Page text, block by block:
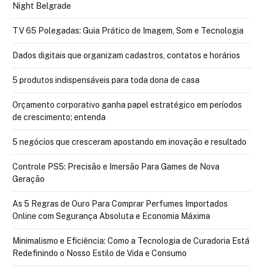
Night Belgrade
TV 65 Polegadas: Guia Prático de Imagem, Som e Tecnologia
Dados digitais que organizam cadastros, contatos e horários
5 produtos indispensáveis para toda dona de casa
Orçamento corporativo ganha papel estratégico em períodos
de crescimento; entenda
5 negócios que cresceram apostando em inovação e resultado
Controle PS5: Precisão e Imersão Para Games de Nova
Geração
As 5 Regras de Ouro Para Comprar Perfumes Importados
Online com Segurança Absoluta e Economia Máxima
Minimalismo e Eficiência: Como a Tecnologia de Curadoria Está
Redefinindo o Nosso Estilo de Vida e Consumo